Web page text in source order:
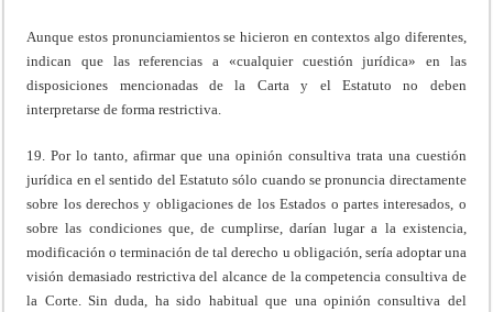
Aunque estos pronunciamientos se hicieron en contextos algo diferentes,
indican que las referencias a «cualquier cuestión jurídica» en las
disposiciones mencionadas de la Carta y el Estatuto no deben
interpretarse de forma restrictiva.
19. Por lo tanto, afirmar que una opinión consultiva trata una cuestión
jurídica en el sentido del Estatuto sólo cuando se pronuncia directamente
sobre los derechos y obligaciones de los Estados o partes interesados, o
sobre las condiciones que, de cumplirse, darían lugar a la existencia,
modificación o terminación de tal derecho u obligación, sería adoptar una
visión demasiado restrictiva del alcance de la competencia consultiva de
la Corte. Sin duda, ha sido habitual que una opinión consultiva del